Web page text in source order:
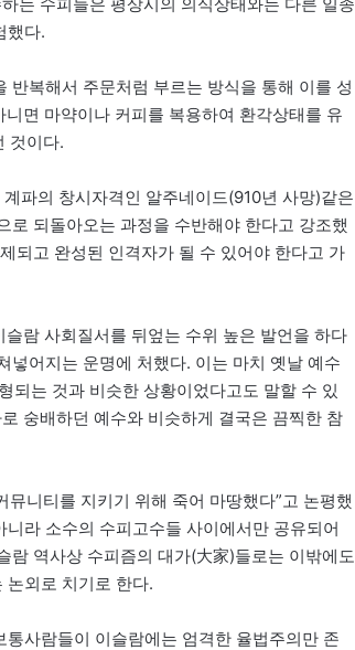
했다.
복해서 주문처럼 부르는 방식을 통해 이를 성
면 마약이나 커피를 복용하여 환각상태를 유
것이다.
파의 창시자격인 알주네이드(910년 사망)같은
되돌아오는 과정을 수반해야 한다고 강조했
되고 완성된 인격자가 될 수 있어야 한다고 가
람 사회질서를 뒤엎는 수위 높은 발언을 하다
넣어지는 운명에 처했다. 이는 마치 옛날 예수
되는 것과 비슷한 상황이었다고도 말할 수 있
숭배하던 예수와 비슷하게 결국은 끔찍한 참
니티를 지키기 위해 죽어 마땅했다”고 논평했
라 소수의 수피고수들 사이에서만 공유되어
람 역사상 수피즘의 대가(大家)들로는 이밖에도
논외로 치기로 한다.
사람들이 이슬람에는 엄격한 율법주의만 존